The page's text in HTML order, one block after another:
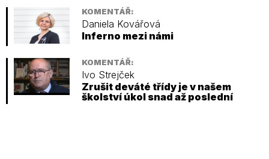
KOMENTÁŘ:
Daniela Kovářová
Inferno mezi námi
KOMENTÁŘ:
Ivo Strejček
Zrušit deváté třídy je v našem
školství úkol snad až poslední